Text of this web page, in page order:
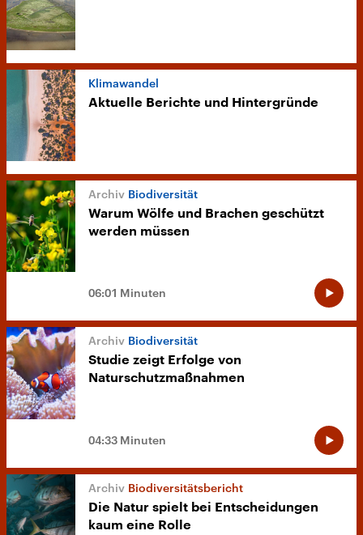
Klimawandel
Aktuelle Berichte und Hintergründe
Biodiversität
Warum Wölfe und Brachen geschützt
werden müssen
06:01 Minuten
Biodiversität
Studie zeigt Erfolge von
Naturschutzmaßnahmen
04:33 Minuten
Biodiversitätsbericht
Die Natur spielt bei Entscheidungen
kaum eine Rolle